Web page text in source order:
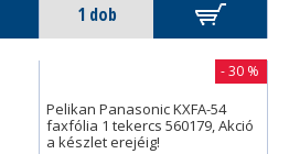
- 30 %
Pelikan Panasonic KXFA-54
faxfólia 1 tekercs 560179, Akció
a készlet erejéig!